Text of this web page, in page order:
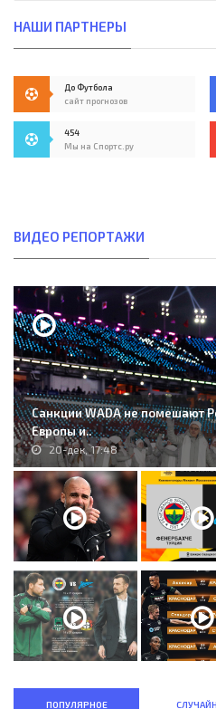
НАШИ ПАРТНЕРЫ
До Футбола
сайт прогнозов
454
Мы на Спортс.ру
ВИДЕО РЕПОРТАЖИ
Санкции WADA не помешают
Европы и..
20-дек, 17:48
ПОПУЛЯРНОЕ